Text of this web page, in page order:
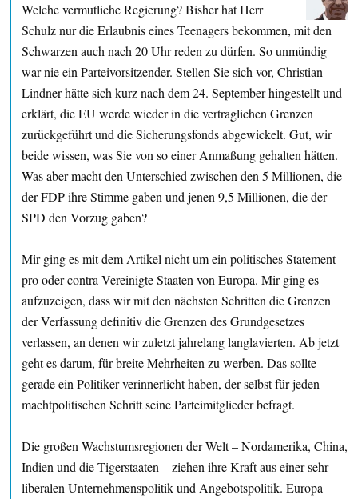
Welche vermutliche Regierung? Bisher hat Herr
Schulz nur die Erlaubnis eines Teenagers bekommen, mit den
Schwarzen auch nach 20 Uhr reden zu dürfen. So unmündig
war nie ein Parteivorsitzender. Stellen Sie sich vor, Christian
Lindner hätte sich kurz nach dem 24. September hingestellt und
erklärt, die EU werde wieder in die vertraglichen Grenzen
zurückgeführt und die Sicherungsfonds abgewickelt. Gut, wir
beide wissen, was Sie von so einer Anmaßung gehalten hätten.
Was aber macht den Unterschied zwischen den 5 Millionen, die
der FDP ihre Stimme gaben und jenen 9,5 Millionen, die der
SPD den Vorzug gaben?
Mir ging es mit dem Artikel nicht um ein politisches Statement
pro oder contra Vereinigte Staaten von Europa. Mir ging es
aufzuzeigen, dass wir mit den nächsten Schritten die Grenzen
der Verfassung definitiv die Grenzen des Grundgesetzes
verlassen, an denen wir zuletzt jahrelang langlavierten. Ab jetzt
geht es darum, für breite Mehrheiten zu werben. Das sollte
gerade ein Politiker verinnerlicht haben, der selbst für jeden
machtpolitischen Schritt seine Parteimitglieder befragt.
Die großen Wachstumsregionen der Welt – Nordamerika, China,
Indien und die Tigerstaaten – ziehen ihre Kraft aus einer sehr
liberalen Unternehmenspolitik und Angebotspolitik. Europa